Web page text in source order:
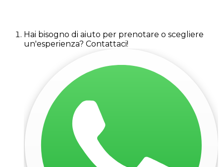
Hai bisogno di aiuto per prenotare o scegliere
un'esperienza? Contattaci!